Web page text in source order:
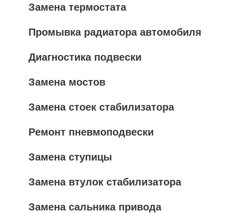
Замена термостата
Промывка радиатора автомобиля
Диагностика подвески
Замена мостов
Замена стоек стабилизатора
Ремонт пневмоподвески
Замена ступицы
Замена втулок стабилизатора
Замена сальника привода